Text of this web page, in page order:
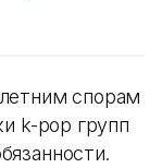
спорам
k-pop групп